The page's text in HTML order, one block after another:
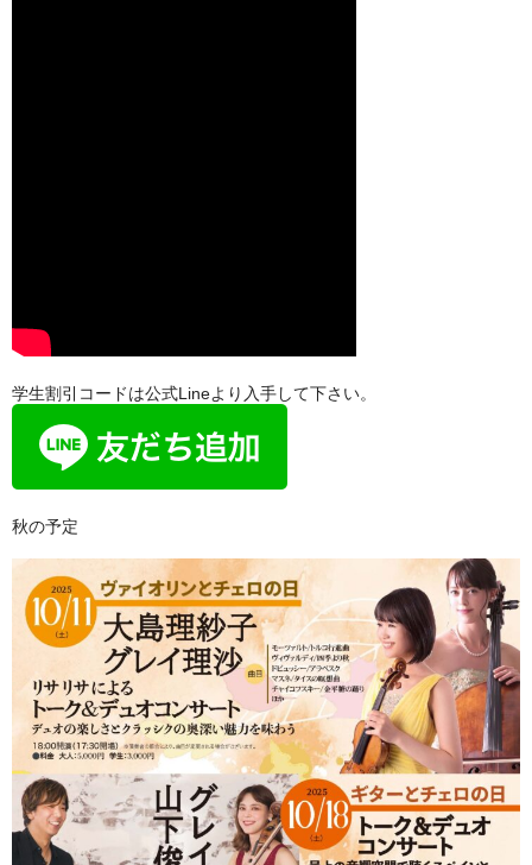
学生割引コードは公式Lineより入手して下さい。
秋の予定